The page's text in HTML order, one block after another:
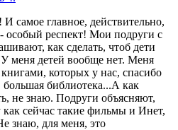
самое главное, действительно,
- особый респект! Мои подруги с
как сделать, чтоб дети
меня детей вообще нет. Меня
которых у нас, спасибо
библиотека...А как
не знаю. Подруги объясняют,
сейчас такие фильмы и Инет,
знаю, для меня, это